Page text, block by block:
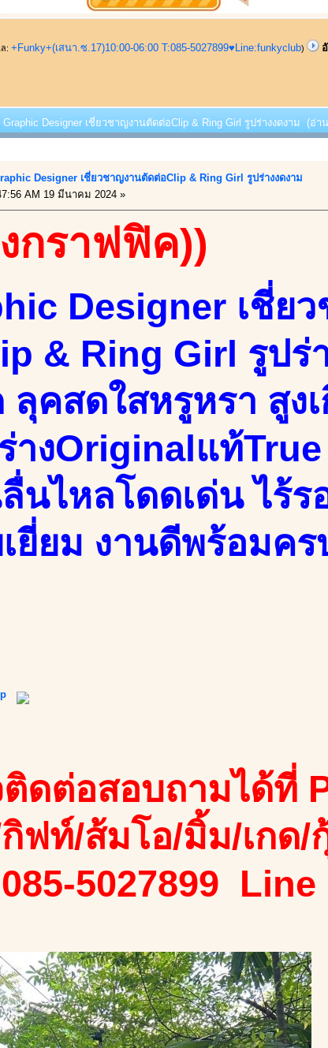
: +Funky+(เสนา.ซ.17)10:00-06:00 T:085-5027899♥Line:funkyclub)
Designer เชี่ยวชาญงานตัดต่อClip & Ring Girl รูปร่างงดงาม (อ่า
Designer เชี่ยวชาญงานตัดต่อClip & Ring Girl รูปร่างงดงาม
AM 19 มีนาคม 2024 »
กราฟฟิค))
Designer เชี่ย
& Ring Girl รูปร่
ลุคสดใสหรูหรา สูง
างOriginalแท้
นไหลโดดเด่น ไร้
ยี่ยม งานดีพร้อมคร
ดต่อสอบถามได้ที่
กิฟท์/ส้มโอ/มิ้ม/เกด/
5027899